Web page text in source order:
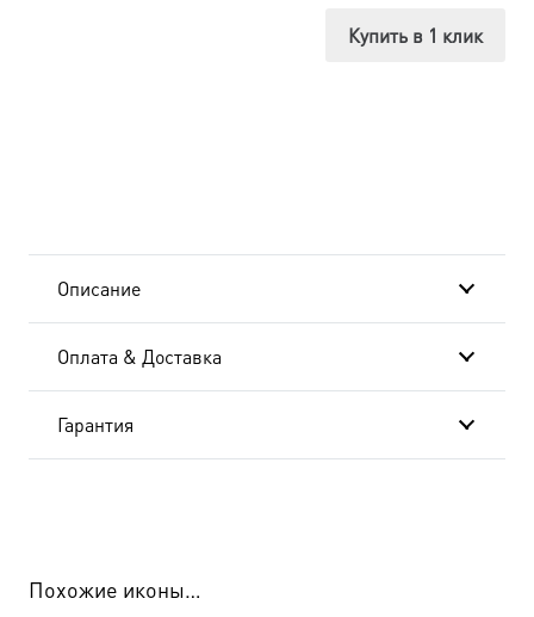
Купить в 1 клик
Описание
Оплата & Доставка
Гарантия
Похожие иконы…